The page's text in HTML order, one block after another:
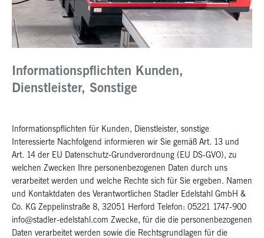
Informationspflichten Kunden,
Dienstleister, Sonstige
Informationspflichten für Kunden, Dienstleister, sonstige
Interessierte Nachfolgend informieren wir Sie gemäß Art. 13 und
Art. 14 der EU Datenschutz-Grundverordnung (EU DS-GVO), zu
welchen Zwecken Ihre personenbezogenen Daten durch uns
verarbeitet werden und welche Rechte sich für Sie ergeben. Namen
und Kontaktdaten des Verantwortlichen Stadler Edelstahl GmbH &
Co. KG Zeppelinstraße 8, 32051 Herford Telefon: 05221 1747-900
info@stadler-edelstahl.com Zwecke, für die die personenbezogenen
Daten verarbeitet werden sowie die Rechtsgrundlagen für die